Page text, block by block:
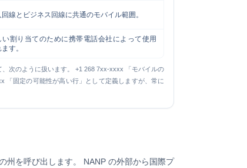
線とビジネス回線に共通のモバイル範囲。
い割り当てのために携帯電話会社によって使用
す。
、次のように扱います。+1 268 7xx-xxxx
「モバイルの
「固定の可能性が高い行」として定義しますが、常に
州を呼び出します。 NANP の外部から国際プ